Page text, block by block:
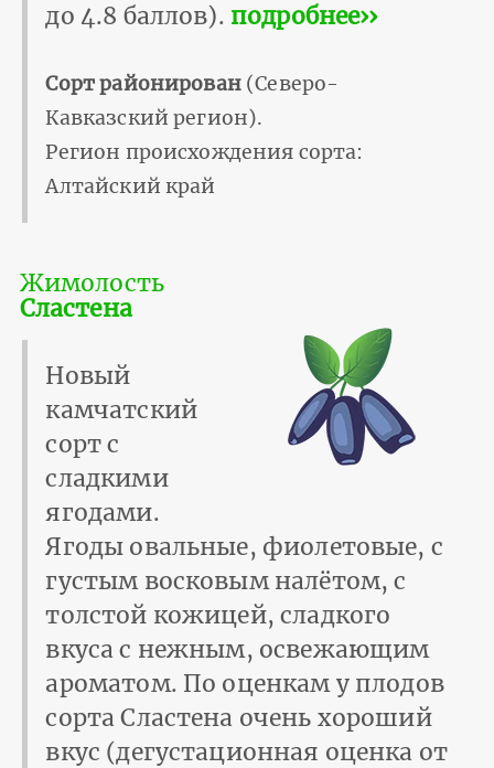
до 4.8 баллов). подробнее››
Сорт районирован(Северо-
Кавказский регион).
Регион происхождения сорта:
Алтайский край
Жимолость
Сластена
Новый
камчатский
сорт с
сладкими
ягодами.
Ягоды овальные, фиолетовые, с
густым восковым налётом, с
толстой кожицей, сладкого
вкуса с нежным, освежающим
ароматом. По оценкам у плодов
сорта Сластена очень хороший
вкус (дегустационная оценка от